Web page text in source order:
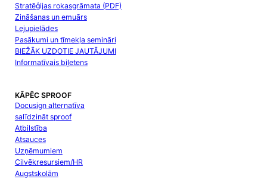
Stratēģijas rokasgrāmata (PDF)
Zināšanas un emuārs
Lejupielādes
Pasākumi un tīmekļa semināri
BIEŽĀK UZDOTIE JAUTĀJUMI
Informatīvais biļetens
KĀPĒC SPROOF
Docusign alternatīva
salīdzināt sproof
Atbilstība
Atsauces
Uzņēmumiem
Cilvēkresursiem/HR
Augstskolām